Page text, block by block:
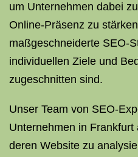
um Unternehmen dabei
Online-Präsenz zu
maßgeschneiderte SEO-
individuellen Ziele und
zugeschnitten sind.
Unser Team von SEO-
Unternehmen in
deren Website zu